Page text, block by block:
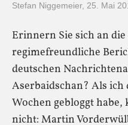
Stefan Niggemeier, 25. Mai
Erinnern Sie sich an
regimefreundliche
deutschen
Aserbaidschan? Als
Wochen gebloggt
nicht: Martin